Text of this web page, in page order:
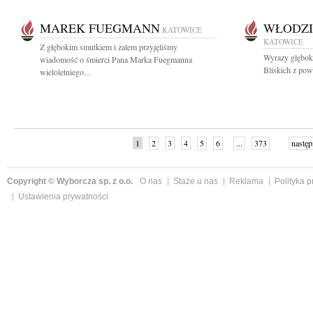
MAREK FUEGMANN KATOWICE
Z głębokim smutkiem i żalem przyjęliśmy
wiadomość o śmierci Pana Marka Fuegmanna
wieloletniego...
KATOWICE
Wyrazy
Bliskich z
1 2 3 4 5 6 ... 373
Copyright © Wyborcza sp. z o.o. O nas Staże u nas Reklama
Polityka
Ustawienia prywatności